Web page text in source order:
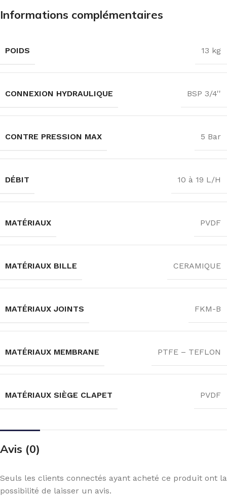
Informations complémentaires
POIDS 13 kg
CONNEXION HYDRAULIQUE BSP 3/4''
CONTRE PRESSION MAX 5 Bar
DÉBIT 10 à 19 L/H
MATÉRIAUX PVDF
MATÉRIAUX BILLE CERAMIQUE
MATÉRIAUX JOINTS FKM-B
MATÉRIAUX MEMBRANE PTFE – TEFLON
MATÉRIAUX SIÈGE CLAPET PVDF
Avis (0)
Seuls les clients connectés ayant acheté ce produit ont la
possibilité de laisser un avis.